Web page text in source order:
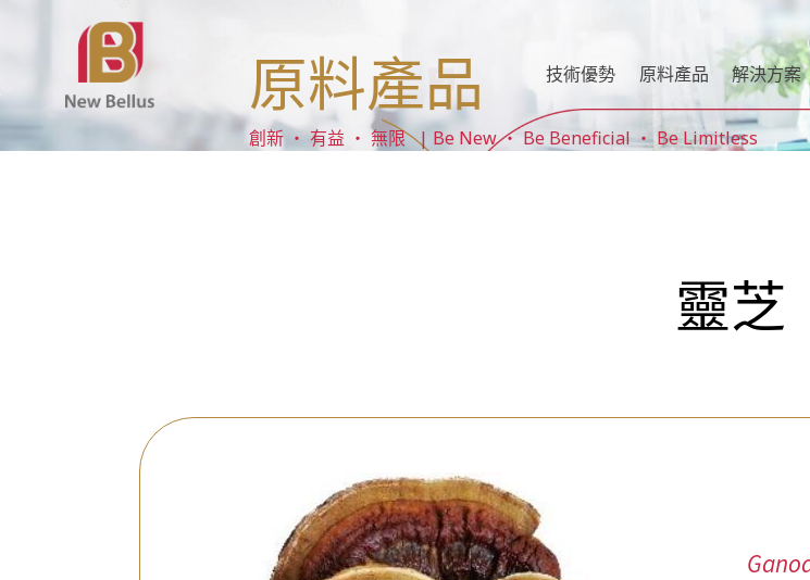
技術優勢 原料產品 解決方案
原料產品
創新 ‧ 有益 ‧ 無限 | Be New ‧ Be Beneficial ‧ Be Limitless
靈芝